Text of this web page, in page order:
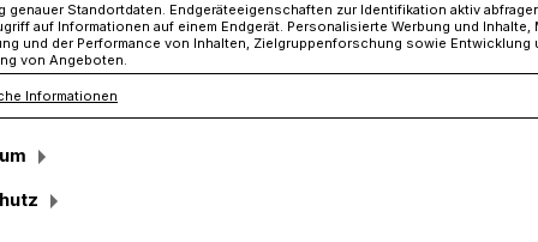
Jahr erstrahlt die Klosterbasilika
Atmosphäre: In der Westapsis wurde
die seit vielen Jahren
hinaus anzieht.
genauer Standortdaten. Endgeräteeigenschaften zur Identifikation aktiv
auf Informationen auf einem Endgerät. Personalisierte Werbung und Inhalte,
und der Performance von Inhalten, Zielgruppenforschung sowie Entwicklung
von Angeboten.
Informationen